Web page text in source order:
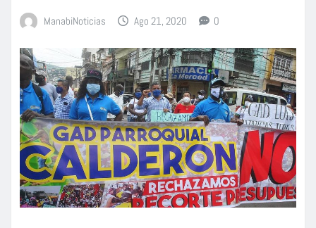
ManabiNoticias Ago 21, 2020 0